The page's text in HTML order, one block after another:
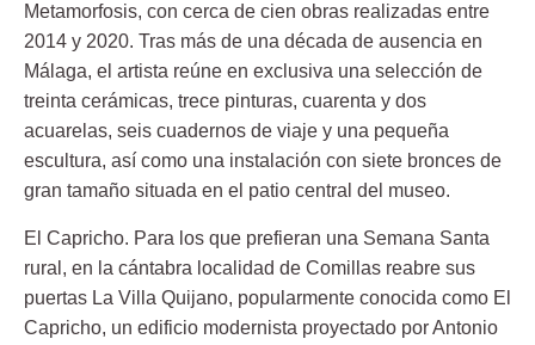
Metamorfosis, con cerca de cien obras realizadas entre
2014 y 2020. Tras más de una década de ausencia en
Málaga, el artista reúne en exclusiva una selección de
treinta cerámicas, trece pinturas, cuarenta y dos
acuarelas, seis cuadernos de viaje y una pequeña
escultura, así como una instalación con siete bronces de
gran tamaño situada en el patio central del museo.
El Capricho. Para los que prefieran una Semana Santa
rural, en la cántabra localidad de Comillas reabre sus
puertas La Villa Quijano, popularmente conocida como El
Capricho, un edificio modernista proyectado por Antonio